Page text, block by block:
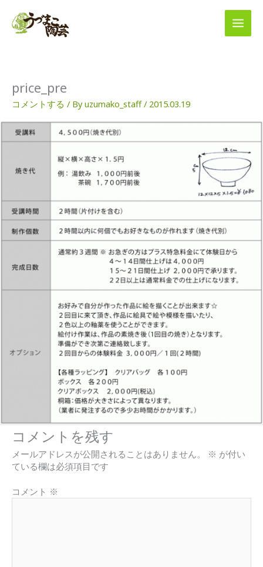
price_pre
コメントする / Byuzumako_staff/ 2015.03.19
コメントを残す
メールアドレスが公開されることはありません。 ※ が付い
ている欄は必須項目です
コメント ※